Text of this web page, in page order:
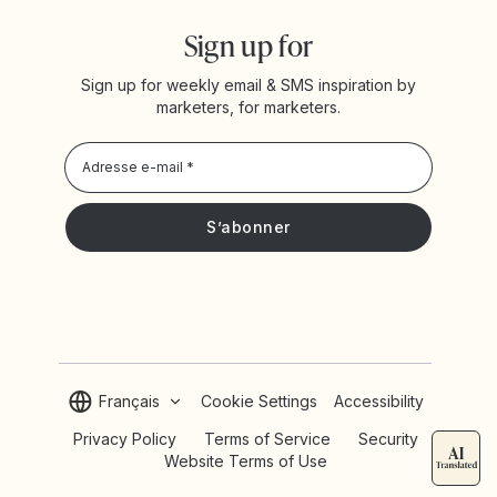
Sign up for
Sign up for weekly email & SMS inspiration by
marketers, for marketers.
Français
Terms of Service
Privacy Policy
Security
Website Terms of Use
Cookie Settings Accessibility